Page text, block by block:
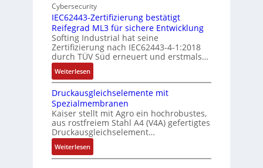
g
e
d
u
t
r
i
e
-
P
C
l
ä
s
s
b
i
f
u
n
k
m
o
d
u
l
e
b
r
Cybersecurity
IEC62443-Zertifizierung bestätigt
Reifegrad ML3 für sichere Entwicklung
Softing Industrial hat seine
Zertifizierung nach IEC62443-4-1:2018
durch TÜV Süd erneuert und erstmals…
Weiterlesen:
I
E
C
6
2
4
4
3
Druckausgleichselemente mit
Spezialmembranen
Kaiser stellt mit Agro ein hochrobustes,
aus rostfreiem Stahl A4 (V4A) gefertigtes
Druckausgleichselement…
Weiterlesen:
D